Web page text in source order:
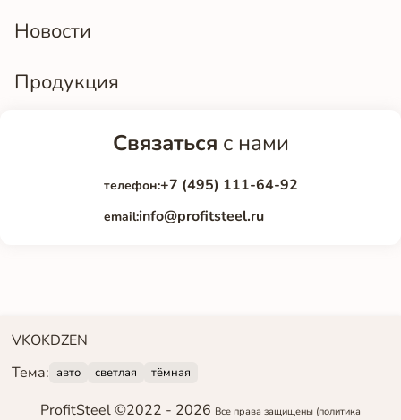
Новости
Продукция
Связаться с нами
телефон:+7 (495) 111-64-92
email:info@profitsteel.ru
VKOKDZEN
Тема: авто светлая тёмная
ProfitSteel ©2022 - 2026 Все права защищены (политика